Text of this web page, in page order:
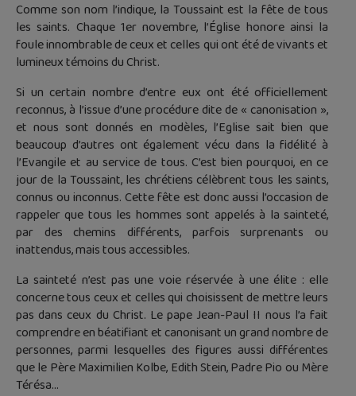
Comme son nom l’indique, la Toussaint est la fête de tous
les saints. Chaque 1er novembre, l’Église honore ainsi la
foule innombrable de ceux et celles qui ont été de vivants et
lumineux témoins du Christ.
Si un certain nombre d’entre eux ont été officiellement
reconnus, à l’issue d’une procédure dite de « canonisation »,
et nous sont donnés en modèles, l’Eglise sait bien que
beaucoup d’autres ont également vécu dans la fidélité à
l’Evangile et au service de tous. C’est bien pourquoi, en ce
jour de la Toussaint, les chrétiens célèbrent tous les saints,
connus ou inconnus. Cette fête est donc aussi l’occasion de
rappeler que tous les hommes sont appelés à la sainteté,
par des chemins différents, parfois surprenants ou
inattendus, mais tous accessibles.
La sainteté n’est pas une voie réservée à une élite : elle
concerne tous ceux et celles qui choisissent de mettre leurs
pas dans ceux du Christ. Le pape Jean-Paul II nous l’a fait
comprendre en béatifiant et canonisant un grand nombre de
personnes, parmi lesquelles des figures aussi différentes
que le Père Maximilien Kolbe, Edith Stein, Padre Pio ou Mère
Térésa…